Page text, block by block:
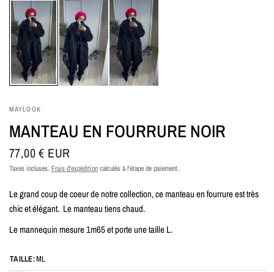
MAYLOOK
MANTEAU EN FOURRURE NOIR
77,00 € EUR
Taxes incluses. Frais d'expéditioncalculés à l'étape de paiement.
Le grand coup de coeur de notre collection, ce manteau en fourrure est très
chic et élégant. Le manteau tiens chaud.
Le mannequin mesure 1m65 et porte une taille L.
TAILLE:ML